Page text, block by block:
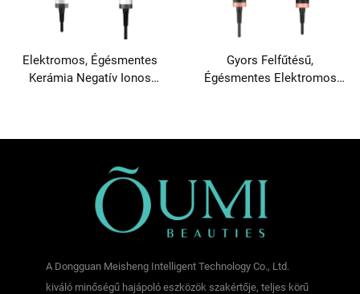
Elektromos, Égésmentes
Kerámia Negatív Ionos
Gyors Felfűtésű,
Égésmentes Elektromos
A Dongguan Meisheng Intelligent Technology Co., Ltd.
kiváló minőségű hajápoló eszközök szakértője, teljes körű